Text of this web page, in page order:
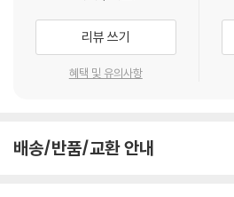
리뷰 쓰기
혜택 및 유의사항
배송/반품/교환 안내